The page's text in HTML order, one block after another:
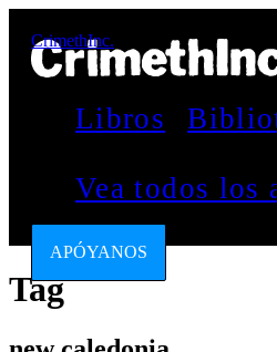
CrimethInc.
Libros
Vea todos los
APÓYANOS
Tag